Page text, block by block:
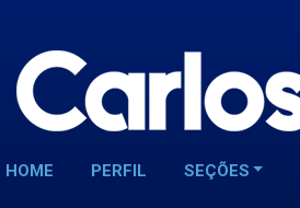
HOME PERFIL SEÇÕES